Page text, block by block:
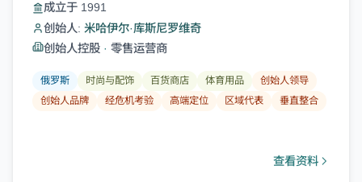
成立于 1991
创始人: 米哈伊尔·库斯尼罗维奇
创始人控股 · 零售运营商
俄罗斯 时尚与配饰 百货商店 体育用品
创始人领导
创始人品牌
经危机考验 高端定位 区域代表 垂直整合
查看资料